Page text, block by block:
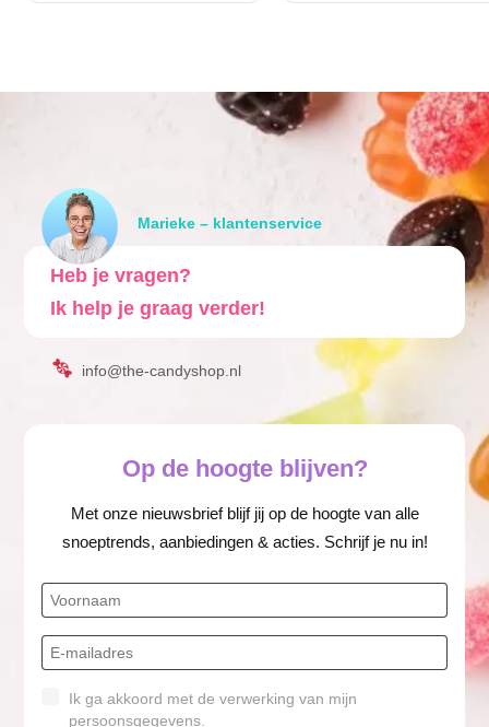
Marieke – klantenservice
Heb je vragen?
Ik help je graag verder!
info@the-candyshop.nl
Op de hoogte blijven?
Met onze nieuwsbrief blijf jij op de hoogte van alle
snoeptrends, aanbiedingen & acties. Schrijf je nu in!
Ik ga akkoord met de verwerking van mijn
persoonsgegevens.